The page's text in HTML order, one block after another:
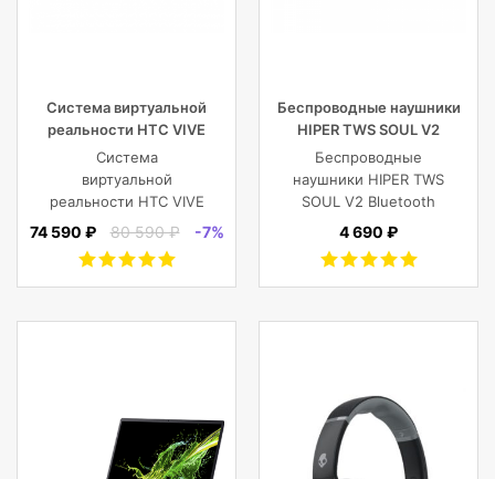
Система виртуальной
реальности HTC VIVE
Cosmos
Система
виртуальной
реальности HTC VIVE
Cosmos
74 590 ₽ 80 590 ₽ -7%
Беспроводные наушники
HIPER TWS SOUL V2
Bluetooth 5.0 гарнитура Li-
Pol 2x43mAh+380mAh,
черный
Беспроводные
наушники HIPER TWS
SOUL V2 Bluetooth
5.0 гарнитура Li-Pol
Черный
4 690 ₽